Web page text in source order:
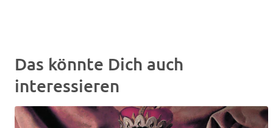
Das könnte Dich auch
interessieren